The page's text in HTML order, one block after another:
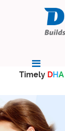
Timely DHA